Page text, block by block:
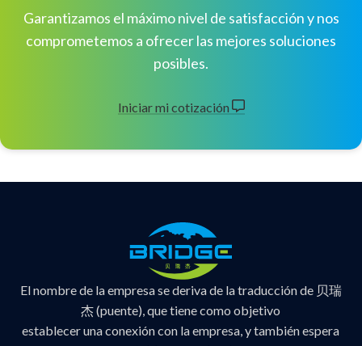
Garantizamos el máximo nivel de satisfacción y nos
comprometemos a ofrecer las mejores soluciones
posibles.
Iniciar mi cotización
El nombre de la empresa se deriva de la traducción de 贝瑞
杰 (puente), que tiene como objetivo
establecer una conexión con la empresa, y también espera